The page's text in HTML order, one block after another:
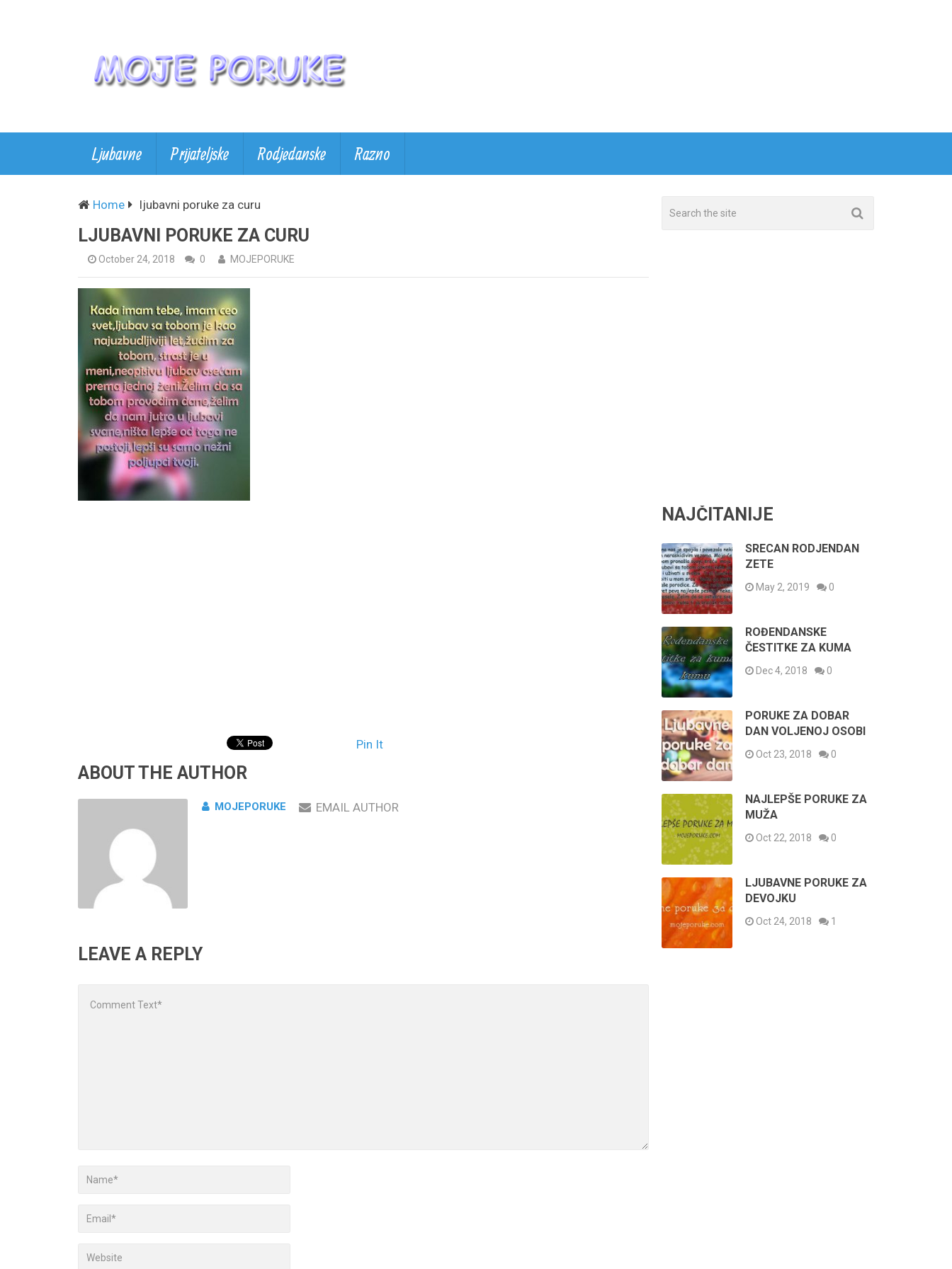
Ljubavne Prijateljske Rodjedanske Razno
Home ljubavni poruke za curu
LJUBAVNI PORUKE ZA CURU
October 24, 2018 0 MOJEPORUKE
Pin It
ABOUT THE AUTHOR
MOJEPORUKE EMAIL AUTHOR
LEAVE A REPLY
NAJČITANIJE
SRECAN RODJENDAN
ZETE
May 2, 2019 0
ROĐENDANSKE
ČESTITKE ZA KUMA
Dec 4, 2018 0
PORUKE ZA DOBAR
DAN VOLJENOJ OSOBI
Oct 23, 2018 0
NAJLEPŠE PORUKE ZA
MUŽA
Oct 22, 2018 0
LJUBAVNE PORUKE ZA
DEVOJKU
Oct 24, 2018 1